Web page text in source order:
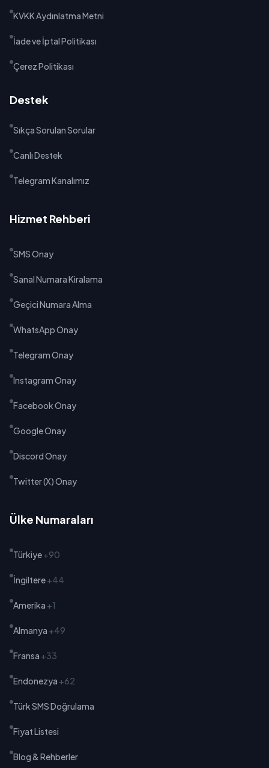
KVKK Aydınlatma Metni
İade ve İptal Politikası
Çerez Politikası
Destek
Sıkça Sorulan Sorular
Canlı Destek
Telegram Kanalımız
Hizmet Rehberi
SMS Onay
Sanal Numara Kiralama
Geçici Numara Alma
WhatsApp Onay
Telegram Onay
Instagram Onay
Facebook Onay
Google Onay
Discord Onay
Twitter (X) Onay
Ülke Numaraları
Türkiye+90
İngiltere+44
Amerika +1
Almanya +49
Fransa +33
Endonezya +62
Türk SMS Doğrulama
Fiyat Listesi
Blog & Rehberler